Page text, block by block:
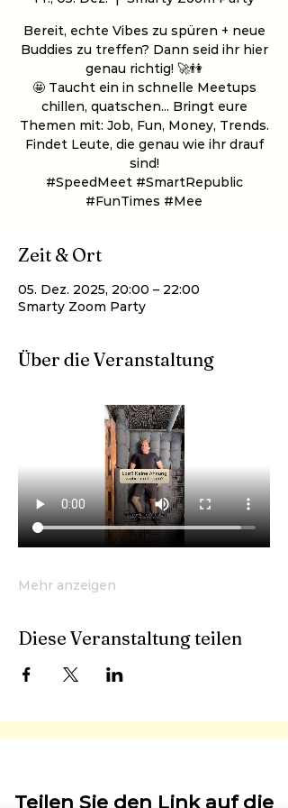
Bereit, echte Vibes zu spüren + neue
Buddies zu treffen? Dann seid ihr hier
genau richtig! 🚀👫
🤩 Taucht ein in schnelle Meetups
chillen, quatschen... Bringt eure
Themen mit: Job, Fun, Money, Trends.
Findet Leute, die genau wie ihr drauf
sind!
#SpeedMeet #SmartRepublic
#FunTimes #Mee
Zeit & Ort
05. Dez. 2025, 20:00 – 22:00
Smarty Zoom Party
Über die Veranstaltung
Mehr anzeigen
Diese Veranstaltung teilen
Teilen Sie den Link auf die